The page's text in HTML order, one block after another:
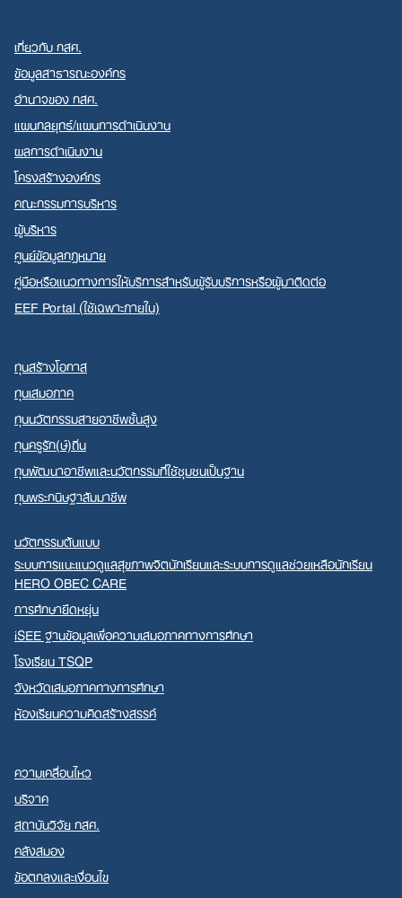
เกี่ยวกับ กสศ.
ข้อมูลสาธารณะองค์กร
อำนาจของ กสศ.
แผนกลยุทธ์/แผนการดำเนินงาน
ผลการดำเนินงาน
โครงสร้างองค์กร
คณะกรรมการบริหาร
ผู้บริหาร
ศูนย์ข้อมูลกฎหมาย
คู่มือหรือแนวทางการให้บริการสำหรับผู้รับบริการหรือผู้มาติดต่อ
EEF Portal (ใช้เฉพาะภายใน)
ทุนสร้างโอกาส
ทุนเสมอภาค
ทุนนวัตกรรมสายอาชีพชั้นสูง
ทุนครูรัก(ษ์)ถิ่น
ทุนพัฒนาอาชีพและนวัตกรรมที่ใช้ชุมชนเป็นฐาน
ทุนพระกนิษฐาสัมมาชีพ
นวัตกรรมต้นแบบ
ระบบการแนะแนวดูแลสุขภาพจิตนักเรียนและระบบการดูแลช่วยเหลือนักเรียน
HERO OBEC CARE
การศึกษายืดหยุ่น
iSEE ฐานข้อมูลเพื่อความเสมอภาคทางการศึกษา
โรงเรียน TSQP
จังหวัดเสมอภาคทางการศึกษา
ห้องเรียนความคิดสร้างสรรค์
ความเคลื่อนไหว
บริจาค
สถาบันวิจัย กสศ.
คลังสมอง
ข้อตกลงและเงื่อนไข